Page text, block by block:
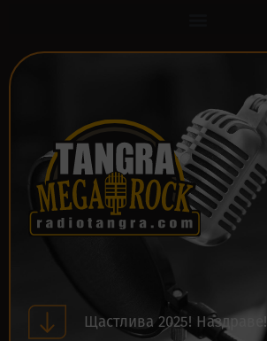
Щастлива 2025! Наздраве!